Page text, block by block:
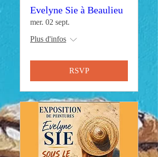
Evelyne Sie à Beaulieu
mer. 02 sept.
Plus d'infos
RSVP